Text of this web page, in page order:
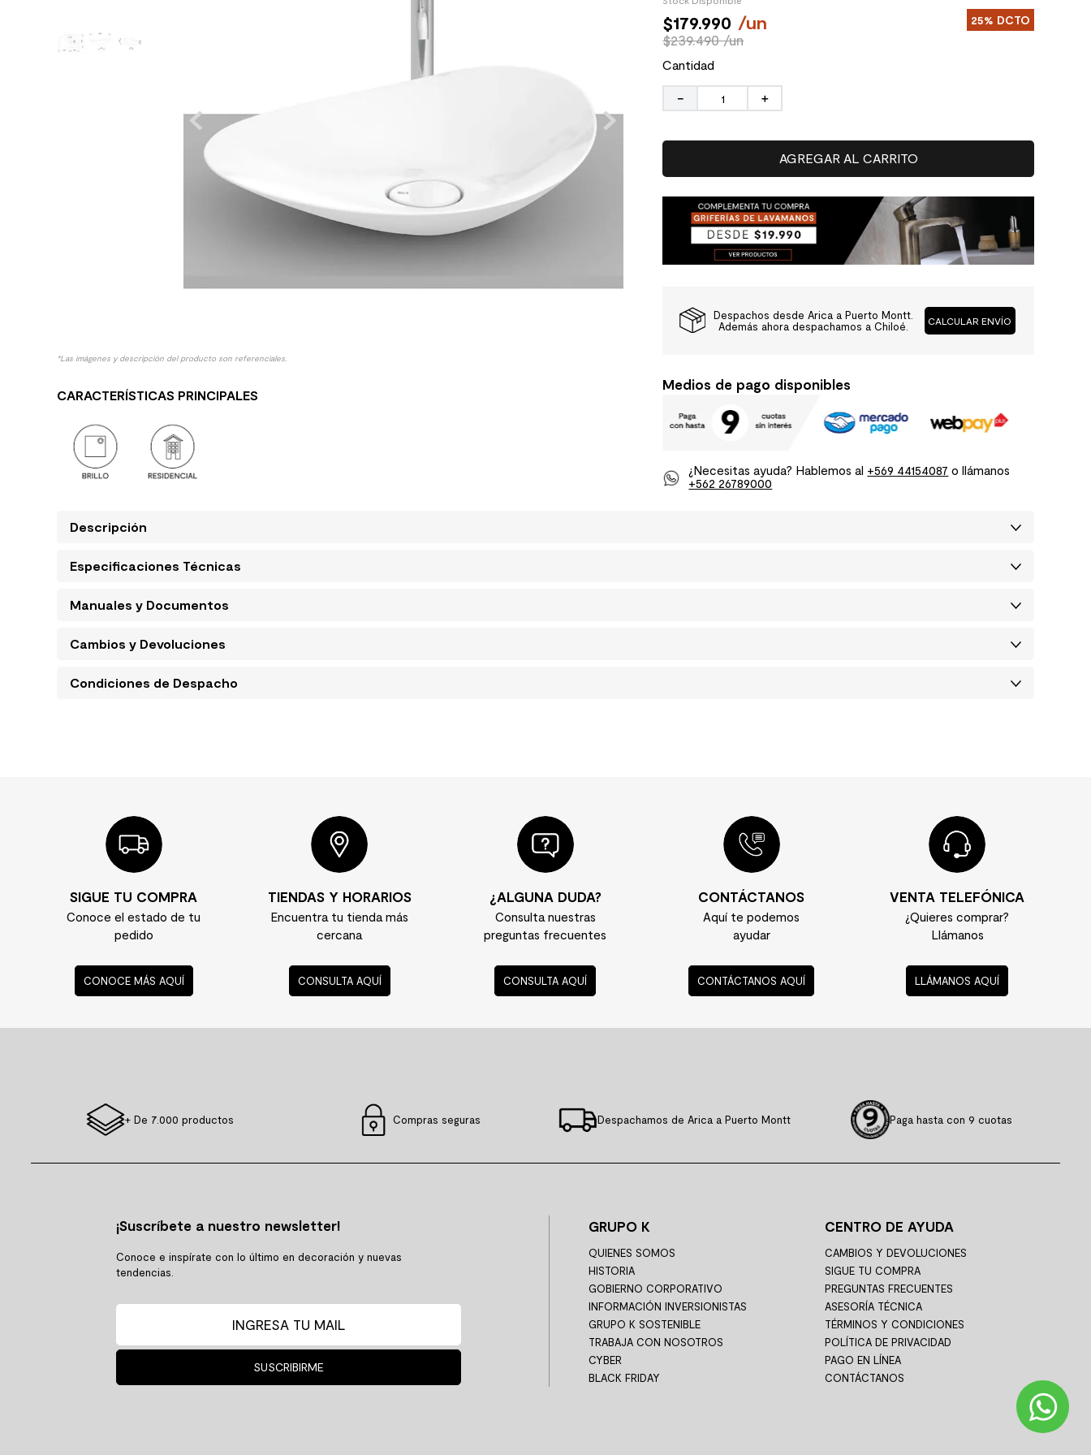
spc
*Las imágenes y descripción del producto son referenciales.
CARACTERÍSTICAS PRINCIPALES
$179.990 /un 25% DCTO
$239.490 /un
Cantidad
＋
－
AGREGAR AL CARRITO
Despachos desde Arica a Puerto Montt.
Además ahora despachamos a Chiloé.
CALCULAR ENVÍO
Medios de pago disponibles
¿Necesitas ayuda? Hablemos al +569 44154087 o llámanos
+562 26789000
Descripción
Especificaciones Técnicas
Manuales y Documentos
Cambios y Devoluciones
Condiciones de Despacho
SIGUE TU COMPRA
Conoce el estado de tu
pedido
CONOCE MÁS AQUÍ
TIENDAS Y HORARIOS
Encuentra tu tienda más
cercana
CONSULTA AQUÍ
¿ALGUNA DUDA?
Consulta nuestras
preguntas frecuentes
CONSULTA AQUÍ
CONTÁCTANOS
Aquí te podemos
ayudar
CONTÁCTANOS AQUÍ
VENTA TELEFÓNICA
¿Quieres comprar?
Llámanos
LLÁMANOS AQUÍ
+ De 7.000 productos Compras seguras Despachamos de Arica a Puerto Montt Paga hasta con 9 cuotas
¡Suscríbete a nuestro newsletter!
Conoce e inspírate con lo último en decoración y nuevas
tendencias.
SUSCRIBIRME
GRUPO K
QUIENES SOMOS
HISTORIA
GOBIERNO CORPORATIVO
INFORMACIÓN INVERSIONISTAS
GRUPO K SOSTENIBLE
TRABAJA CON NOSOTROS
CYBER
BLACK FRIDAY
CENTRO DE AYUDA
CAMBIOS Y DEVOLUCIONES
SIGUE TU COMPRA
PREGUNTAS FRECUENTES
ASESORÍA TÉCNICA
TÉRMINOS Y CONDICIONES
POLÍTICA DE PRIVACIDAD
PAGO EN LÍNEA
CONTÁCTANOS